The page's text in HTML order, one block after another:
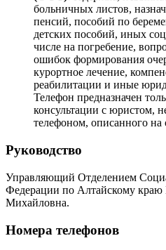
больничных листов,
пенсий, пособий по
детских пособий, иных
числе на погребение,
ошибок формирования
курортное лечение,
реабилитации и иные
Телефон предназначен
консультации с юристом,
телефоном, описанного
Руководство
Управляющий Отделением
Федерации по Алтайскому краю
Михайловна.
Номера телефонов